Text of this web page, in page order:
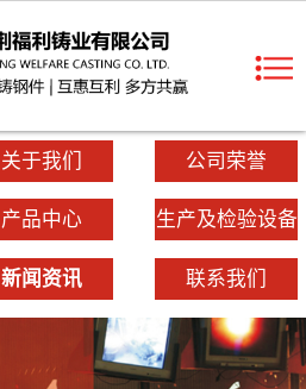
关于我们 公司荣誉
产品中心 生产及检验设备
新闻资讯 联系我们